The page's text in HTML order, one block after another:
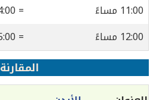
11:00 مساءً
= 04:00 صباحاً
12:00 مساءً
= 05:00 صباحاً
المقارنة